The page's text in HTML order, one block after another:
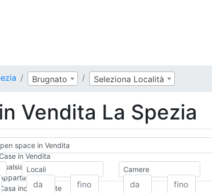
Brugnato Seleziona Località
Vendita La Spezia
space in Vendita
in Vendita
Qualsiasi
Casa indipendente
Locali Camere